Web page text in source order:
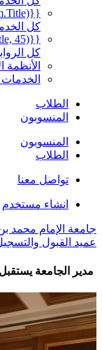
{{mmc.getCurrentTranslation(item.Title)}}
كل
{{mmc.getTrimmedTranslation(item.Title, 45)}}
كل
الأنظمة
الطلاب
المنسوبون
المنسوبون
الطلاب
تواصل معنا
انشاء مستخدم
جامعة الإمام محمد
عميد القبول
مدير الجامعة